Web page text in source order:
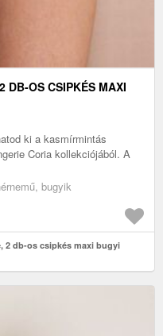
DB-OS CSIPKÉS MAXI
ki a kasmírmintás
Coria kollekciójából. A
bugyik
2 db-os csipkés maxi bugyi